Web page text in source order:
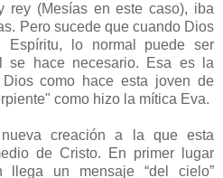
rey (Mesías en este caso), iba
Pero sucede que cuando Dios
Espíritu, lo normal puede ser
se hace necesario. Esa es la
como hace esta joven de
como hizo la mítica Eva.
creación a la que esta
de Cristo. En primer lugar
un mensaje “del cielo”